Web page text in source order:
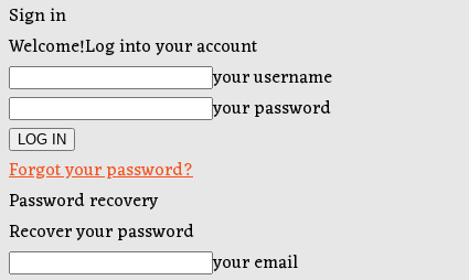
Sign in
Welcome!Log into your account
your username
your password
Forgot your password?
Password recovery
Recover your password
your email